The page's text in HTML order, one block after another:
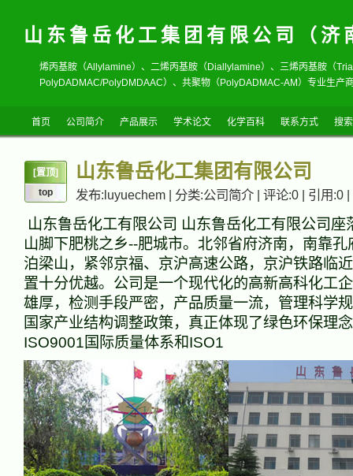
山东鲁岳化工集团有限公司（济
烯丙基胺（Allylamine）、二烯丙基胺（Diallylamine）、三烯丙基胺（
PolyDADMAC/PolyDMDAAC）、共聚物（PolyDADMAC-AM）专业生
首页 公司简介 产品展示 学术论文 化学百科 联系方式 搜索
[置顶]
top
山东鲁岳化工集团有限公司
发布:luyuechem | 分类:公司简介 | 评论:0 | 引用:0 |
山东鲁岳化工有限公司 山东鲁岳化工有限公司座
山脚下肥桃之乡--肥城市。北邻省府济南，南靠
泊梁山，紧邻京福、京沪高速公路，京沪铁路临
置十分优越。公司是一个现代化的高新高科化工
雄厚，检测手段严密，产品质量一流，管理科学
国家产业结构调整政策，真正体现了绿色环保理
ISO9001国际质量体系和ISO1